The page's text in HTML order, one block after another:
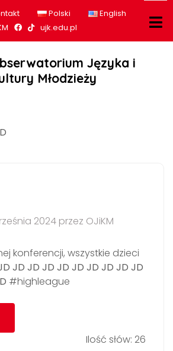
Polski
English
Nasz profil na Facebook
Nasz profil na tiktok
ujk.edu.pl
Języka i
Młodzieży
2024 przez OJiKM
konferencji, wszystkie dzieci
JD JD JD JD JD JD JD JD JD
#highleague
Ilość słów: 26